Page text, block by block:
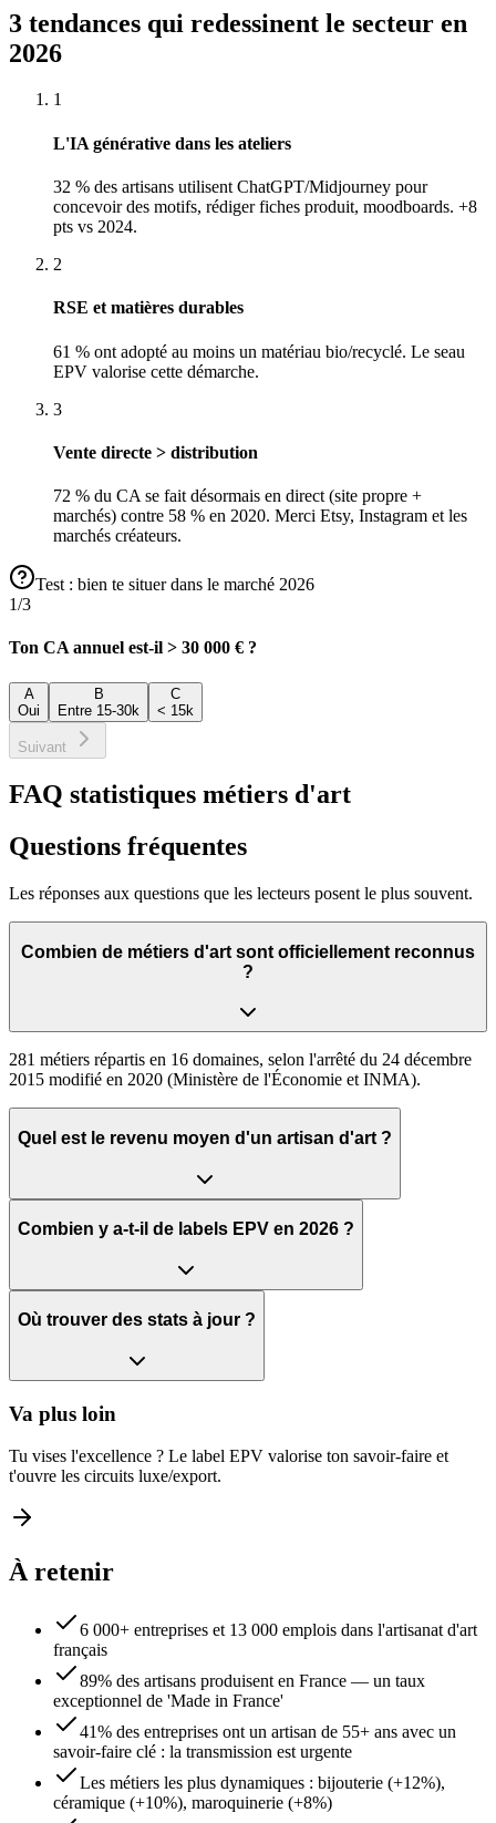
3 tendances qui redessinent le secteur en
2026
1
L'IA générative dans les ateliers
32 % des artisans utilisent ChatGPT/Midjourney pour
concevoir des motifs, rédiger fiches produit, moodboards. +8
pts vs 2024.
2
RSE et matières durables
61 % ont adopté au moins un matériau bio/recyclé. Le seau
EPV valorise cette démarche.
3
Vente directe > distribution
72 % du CA se fait désormais en direct (site propre +
marchés) contre 58 % en 2020. Merci Etsy, Instagram et les
marchés créateurs.
Test : bien te situer dans le marché 2026
1/3
Ton CA annuel est-il > 30 000 € ?
A
Oui
B
Entre 15-30k
C
< 15k
Suivant
FAQ statistiques métiers d'art
Questions fréquentes
Les réponses aux questions que les lecteurs posent le plus souvent.
Combien de métiers d'art sont officiellement reconnus
?
281 métiers répartis en 16 domaines, selon l'arrêté du 24 décembre
2015 modifié en 2020 (Ministère de l'Économie et INMA).
Quel est le revenu moyen d'un artisan d'art ?
Combien y a-t-il de labels EPV en 2026 ?
Où trouver des stats à jour ?
Va plus loin
Tu vises l'excellence ? Le label EPV valorise ton savoir-faire et
t'ouvre les circuits luxe/export.
À retenir
6 000+ entreprises et 13 000 emplois dans l'artisanat d'art
français
89% des artisans produisent en France — un taux
exceptionnel de 'Made in France'
41% des entreprises ont un artisan de 55+ ans avec un
savoir-faire clé : la transmission est urgente
Les métiers les plus dynamiques : bijouterie (+12%),
céramique (+10%), maroquinerie (+8%)